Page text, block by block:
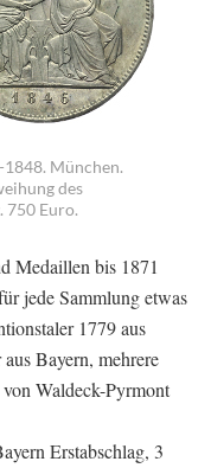
München.
des
750 Euro.
Medaillen bis 1871
jede Sammlung etwas
1779 aus
Bayern, mehrere
Waldeck-Pyrmont
Erstabschlag, 3